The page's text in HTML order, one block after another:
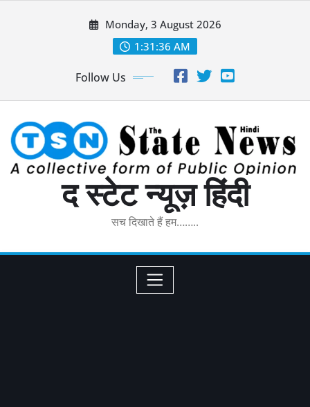
Monday, 3 August 2026
1:31:36 AM
Follow Us
द स्टेट न्यूज़ हिंदी
सच दिखाते हैं हम……..